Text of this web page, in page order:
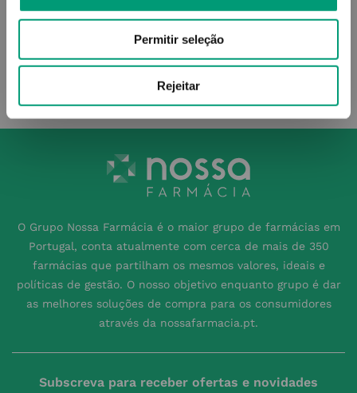
Permitir seleção
Rejeitar
O Grupo Nossa Farmácia é o maior grupo de farmácias em
Portugal, conta atualmente com cerca de mais de 350
farmácias que partilham os mesmos valores, ideais e
políticas de gestão. O nosso objetivo enquanto grupo é dar
as melhores soluções de compra para os consumidores
através da nossafarmacia.pt.
Subscreva para receber ofertas e novidades